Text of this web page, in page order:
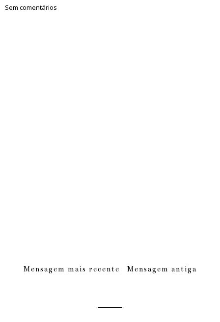
Sem comentários
Mensagem mais recente Mensagem antiga